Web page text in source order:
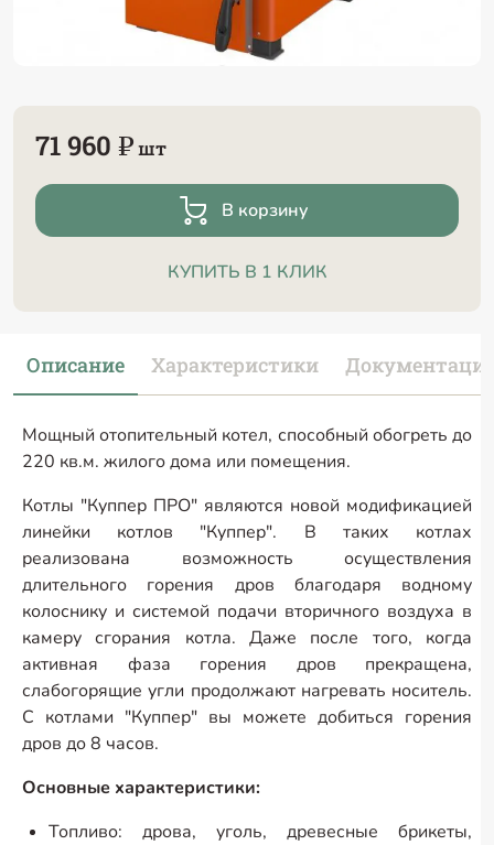
71 960 ₽шт
В корзину
КУПИТЬ В 1 КЛИК
Описание Характеристики
Мощный отопительный котел, способный обогреть до
220 кв.м. жилого дома или помещения.
Котлы "Куппер ПРО" являются новой модификацией
линейки котлов "Куппер". В таких котлах
реализована возможность осуществления
длительного горения дров благодаря водному
колоснику и системой подачи вторичного воздуха в
камеру сгорания котла. Даже после того, когда
активная фаза горения дров прекращена,
слабогорящие угли продолжают нагревать носитель.
С котлами "Куппер" вы можете добиться горения
дров до 8 часов.
Основные характеристики:
Топливо: дрова, уголь, древесные брикеты,